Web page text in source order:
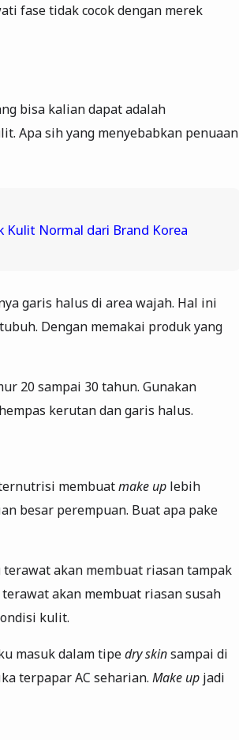
fase tidak cocok dengan merek
bisa kalian dapat adalah
Apa sih yang menyebabkan penuaan
Kulit Normal dari Brand Korea
garis halus di area wajah. Hal ini
Dengan memakai produk yang
20 sampai 30 tahun. Gunakan
kerutan dan garis halus.
membuatmake up lebih
besar perempuan. Buat apa pake
akan membuat riasan tampak
akan membuat riasan susah
kulit.
masuk dalam tipedry skinsampai di
terpapar AC seharian. Make up jadi